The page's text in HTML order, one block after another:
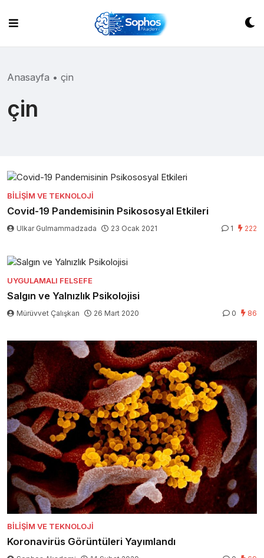
content
Anasayfa • çin
çin
BILIŞIM VE TEKNOLOJI
Covid-19 Pandemisinin Psikososyal Etkileri
Ulkar Gulmammadzada 23 Ocak 2021 1 222
UYGULAMALI FELSEFE
Salgın ve Yalnızlık Psikolojisi
Mürüvvet Çalışkan 26 Mart 2020 0 86
BILIŞIM VE TEKNOLOJI
Koronavirüs Görüntüleri Yayımlandı